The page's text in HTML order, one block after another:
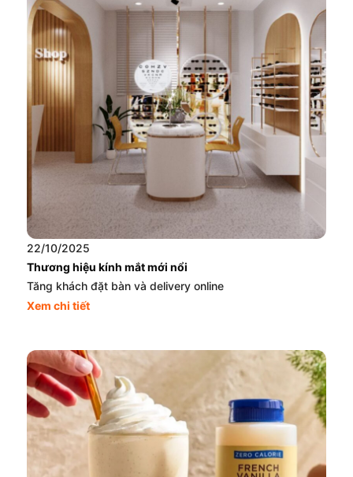
22/10/2025
Thương hiệu kính mắt mới nổi
Tăng khách đặt bàn và delivery online
Xem chi tiết